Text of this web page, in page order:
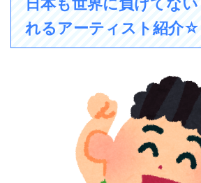
れるアーティスト紹介☆